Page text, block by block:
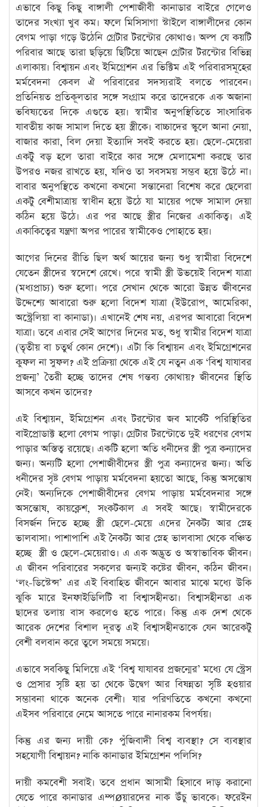
এভাবে কিছু কিছু বাঙ্গালী পেশাজীবী কানাডার বাইরে গেলেও
তাদের সংখ্যা খুব কম। ফলে মিসিসাগা স্টাইলে বাঙ্গালীদের কোন
বেগম পাড়া গড়ে উঠেনি গ্রেটার টরন্টোর কোথাও। অল্প যে কয়টি
পরিবার আছে তারা ছড়িয়ে ছিটিয়ে আছেন গ্রেটার টরন্টোর বিভিন্ন
এলাকায়। বিশ্বায়ন এবং ইমিগ্রেশন এর ভিক্টিম এই পরিবারসমূহের
মর্মবেদনা কেবল ঐ পরিবারের সদস্যরাই বলতে পারবেন।
প্রতিনিয়ত প্রতিকূলতার সঙ্গে সংগ্রাম করে তাদেরকে এক অজানা
ভবিষ্যতের দিকে এগুতে হয়। স্বামীর অনুপস্থিতিতে সাংসারিক
যাবতীয় কাজ সামাল দিতে হয় স্ত্রীকে। বাচ্চাদের স্কুলে আনা নেয়া,
বাজার কারা, বিল দেয়া ইত্যাদি সবই করতে হয়। ছেলে-মেয়েরা
একটু বড় হলে তারা বাইরে কার সঙ্গে মেলামেশা করছে তার
উপরও নজর রাখতে হয়, যদিও তা সবসময় সম্ভব হয়ে উঠে না।
বাবার অনুপস্থিতে কখনো কখনো সন্তানেরা বিশেষ করে ছেলেরা
একটু বেশীমাত্রায় স্বাধীন হয়ে উঠে যা মায়ের পক্ষে সামাল দেয়া
কঠিন হয়ে উঠে। এর পর আছে স্ত্রীর নিজের একাকিত্ব। এই
একাকিত্বের যন্ত্রণা অপর পারের স্বামীকেও পোহাতে হয়।
আগের দিনের রীতি ছিল অর্থ আয়ের জন্য শুধু স্বামীরা বিদেশে
যেতেন স্ত্রীদের স্বদেশে রেখে। পরে স্বামী স্ত্রী উভয়েই বিদেশ যাত্রা
(মধ্যপ্রাচ্য) শুরু হলো। পরে সেখান থেকে আরো উন্নত জীবনের
উদ্দেশ্যে আবারো শুরু হলো বিদেশ যাত্রা (ইউরোপ, আমেরিকা,
অস্ট্রেলিয়া বা কানাডা)। এখানেই শেষ নয়, এরপর আবারো বিদেশ
যাত্রা। তবে এবার সেই আগের দিনের মত, শুধু স্বামীর বিদেশ যাত্রা
(তৃতীয় বা চতুর্থ কোন দেশে)। এটা কি বিশ্বায়ন এবং ইমিগ্রেশনের
কুফল না সুফল? এই প্রক্রিয়া থেকে এই যে নতুন এক ‘বিশ্ব যাযাবর
প্রজন্ম’ তৈরী হচ্ছে তাদের শেষ গন্তব্য কোথায়? জীবনের স্থিতি
আসবে কখন তাদের?
এই বিশ্বায়ন, ইমিগ্রেশন এবং টরন্টোর জব মার্কেট পরিস্থিতির
বাইপ্রোডাক্ট হলো বেগম পাড়া। গ্রেটার টরন্টোতে দুই ধরণের বেগম
পাড়ার অস্তিত্ব রয়েছে। একটি হলো অতি ধনীদের স্ত্রী পুত্র কন্যাদের
জন্য। অন্যটি হলো পেশাজীবীদের স্ত্রী পুত্র কন্যাদের জন্য। অতি
ধনীদের সৃষ্ট বেগম পাড়ায় মর্মবেদনা হয়তো আছে, কিন্তু অসন্তোষ
নেই। অন্যদিকে পেশাজীবীদের বেগম পাড়ায় মর্মবেদনার সঙ্গে
অসন্তোষ, কায়ক্লেশ, সংকটকাল এ সবই আছে। স্বামীদেরকে
বিসর্জন দিতে হচ্ছে স্ত্রী ছেলে-মেয়ে এদের নৈকট্য আর স্নেহ
ভালবাসা। পাশাপাশি এই নৈকট্য আর স্নেহ ভালবাসা থেকে বঞ্চিত
হচ্ছে স্ত্রী ও ছেলে-মেয়েরাও। এ এক অদ্ভূত ও অস্বাভাবিক জীবন।
এ জীবন পরিবারের সকলের জন্যই কষ্টের জীবন, কঠিন জীবন।
‘লং-ডিস্টেন্স’ এর এই বিবাহিত জীবনে আবার মাঝে মধ্যে উকি
ঝুকি মারে ইনফাইডিলিটি বা বিশ্বাসহীনতা। বিশ্বাসহীনতা এক
ছাদের তলায় বাস করলেও হতে পারে। কিন্তু এক দেশ থেকে
আরেক দেশের বিশাল দূরত্ব এই বিশ্বাসহীনতাকে যেন আরেকটু
বেশী বলবান করে তুলে সময়ে সময়ে।
এভাবে সবকিছু মিলিয়ে এই ‘বিশ্ব যাযাবর প্রজন্মের’ মধ্যে যে স্ট্রেস
ও প্রেসার সৃষ্টি হয় তা থেকে উদ্বেগ আর বিষন্নতা সৃষ্টি হওয়ার
সম্ভাবনা থাকে অনেক বেশী। যার পরিণতিতে কখনো কখনো
এইসব পরিবারে নেমে আসতে পারে নানারকম বিপর্যয়।
কিন্তু এর জন্য দায়ী কে? পুঁজিবাদী বিশ্ব ব্যবস্থা? সে ব্যবস্থার
সহযোগী বিশ্বায়ন? নাকি কানাডার ইমিগ্রেশন পলিসি?
দায়ী কমবেশী সবাই। তবে প্রধান আসামী হিসাবে দাড় করানো
যেতে পারে কানাডার এম্পøয়ারদের নাক উঁচু ভাবকে। ফরেইন